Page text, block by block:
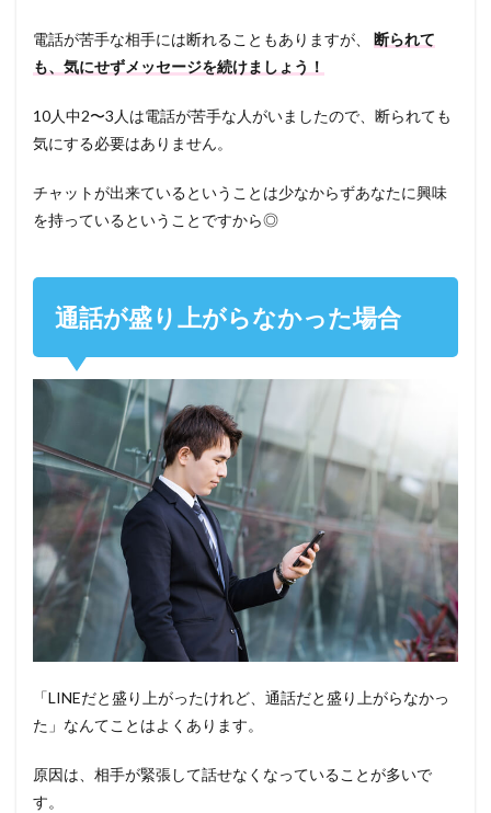
電話が苦手な相手には断れることもありますが、 断られて
も、気にせずメッセージを続けましょう！
10人中2〜3人は電話が苦手な人がいましたので、断られても
気にする必要はありません。
チャットが出来ているということは少なからずあなたに興味
を持っているということですから◎
通話が盛り上がらなかった場合
「LINEだと盛り上がったけれど、通話だと盛り上がらなかっ
た」なんてことはよくあります。
原因は、相手が緊張して話せなくなっていることが多いで
す。